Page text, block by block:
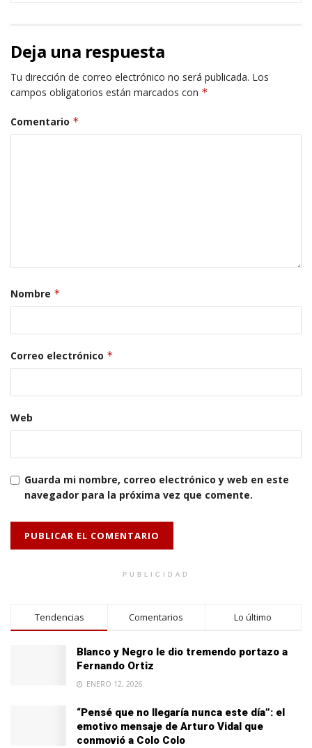
Deja una respuesta
Tu dirección de correo electrónico no será publicada. Los
campos obligatorios están marcados con *
Comentario *
Nombre *
Correo electrónico *
Web
Guarda mi nombre, correo electrónico y web en este
navegador para la próxima vez que comente.
PUBLICIDAD
Tendencias Comentarios Lo último
Blanco y Negro le dio tremendo portazo a
Fernando Ortiz
ENERO 12, 2026
“Pensé que no llegaría nunca este día”: el
emotivo mensaje de Arturo Vidal que
conmovió a Colo Colo